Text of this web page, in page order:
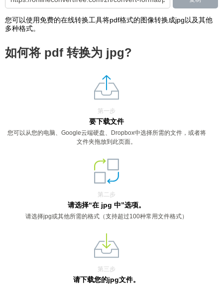
您可以使用免费的在线转换工具将pdf格式的图像转换成jpg以及其他
多种格式。
如何将 pdf 转换为 jpg?
第一步
要下载文件
您可以从您的电脑、Google云端硬盘、Dropbox中选择所需的文件，或者将
文件夹拖放到此页面。
第二步
请选择“在 jpg 中”选项。
请选择jpg或其他所需的格式（支持超过100种常用文件格式）
第三步
请下载您的jpg文件。